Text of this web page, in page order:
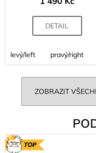
DETAIL
levý/left pravý/right
ZOBRAZIT